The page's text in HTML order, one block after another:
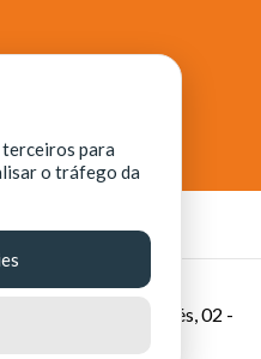
de Ciência,
- Rua dos Tremembés, 02 -
terceiros para
o tráfego da